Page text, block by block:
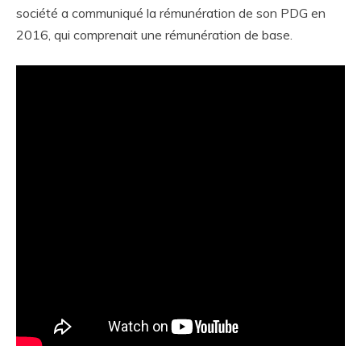
société a communiqué la rémunération de son PDG en
2016, qui comprenait une rémunération de base.